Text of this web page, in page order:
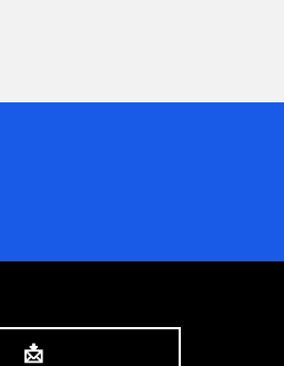
📩